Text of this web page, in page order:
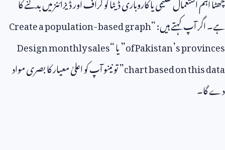
ہے۔ اگر آپ کہتے ہیں: “Create a population-based graph
of Pakistan’s provinces” یا “Design monthly sales
chart based on this data” تو نینو آپ کو اعلیٰ معیار کا بصری مواد
دے گا۔